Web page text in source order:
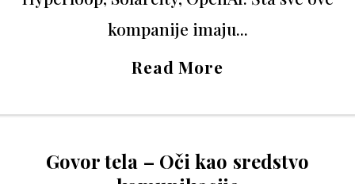
kompanije imaju...
Read More
Govor tela – Oči kao sredstvo